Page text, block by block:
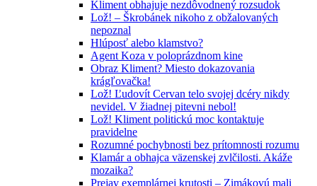
Kliment obhajuje nezdôvodnený rozsudok
Lož! – Škrobánek nikoho z obžalovaných
nepoznal
Hlúposť alebo klamstvo?
Agent Koza v poloprázdnom kine
Obraz Kliment? Miesto dokazovania
krágľovačka!
Lož! Ľudovít Cervan telo svojej dcéry nikdy
nevidel. V žiadnej pitevni nebol!
Lož! Kliment politickú moc kontaktuje
pravidelne
Rozumné pochybnosti bez prítomnosti rozumu
Klamár a obhajca väzenskej zvlčilosti. Akáže
mozaika?
Prejav exemplárnej krutosti – Zimákovú mali